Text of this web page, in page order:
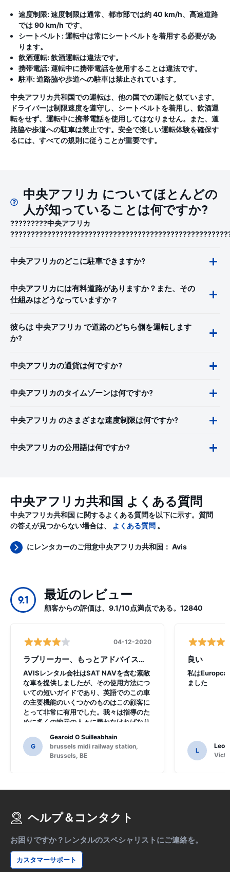
速度制限:速度制限は通常、都市部では約 40 km/h、高速道路
では 90 km/h です。
シートベルト:運転中は常にシートベルトを着用する必要があ
ります。
飲酒運転:飲酒運転は違法です。
携帯電話:運転中に携帯電話を使用することは違法です。
駐車:道路脇や歩道への駐車は禁止されています。
中央アフリカ共和国での運転は、他の国での運転と似ています。
ドライバーは制限速度を遵守し、シートベルトを着用し、飲酒運
転をせず、運転中に携帯電話を使用してはなりません。また、道
路脇や歩道への駐車は禁止です。安全で楽しい運転体験を確保す
るには、すべての規則に従うことが重要です。
中央アフリカ についてほとんどの
人が知っていることは何ですか?
?????????中央アフリカ
中央アフリカのどこに駐車できますか?
中央アフリカには有料道路がありますか？また、その
仕組みはどうなっていますか？
彼らは 中央アフリカ で道路のどちら側を運転します
か?
中央アフリカの通貨は何ですか?
中央アフリカのタイムゾーンは何ですか?
中央アフリカ のさまざまな速度制限は何ですか?
中央アフリカの公用語は何ですか?
中央アフリカ共和国 よくある質問
中央アフリカ共和国 に関するよくある質問を以下に示す。質問
の答えが見つからない場合は、
よくある質問 。
にレンタカーのご用意中央アフリカ共和国： Avis
9.1 最近のレビュー
顧客からの評価は、9.1/10点満点である。12840
04-12-2020
ラブリーカー、もっとアドバイスが必要
AVISレンタル会社はSAT NAVを含む素敵
な車を提供しましたが、その使用方法につ
いての短いガイドであり、英語でのこの車
の主要機能のいくつかのものはこの顧客に
とって非常に有用でした。我々は指導のた
めに多くの地元の人々に尋ねなければなり
NAVの機能を理解していないかも知れない
かもしれません。
G
Gearoid O Suilleabhain
brussels midi railway station,
Brussels, BE
良い
私は
ました
L
ヘルプ＆コンタクト
お困りですか？レンタルのスペシャリストにご連絡を。
カスタマーサポート